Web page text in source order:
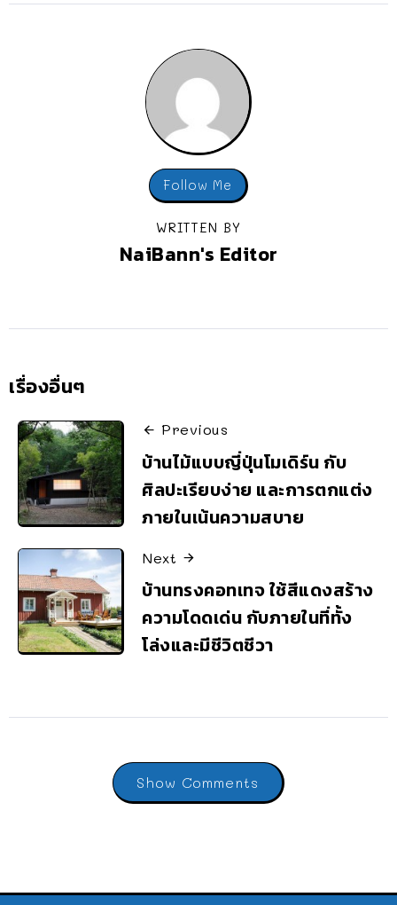
Follow Me
WRITTEN BY
NaiBann's Editor
เรื่องอื่นๆ
Previous
บ้านไม้แบบญี่ปุ่นโมเดิร์น กับ
ศิลปะเรียบง่าย และการตกแต่ง
ภายในเน้นความสบาย
Next
บ้านทรงคอทเทจ ใช้สีแดงสร้าง
ความโดดเด่น กับภายในที่ทั้ง
โล่งและมีชีวิตชีวา
Show Comments